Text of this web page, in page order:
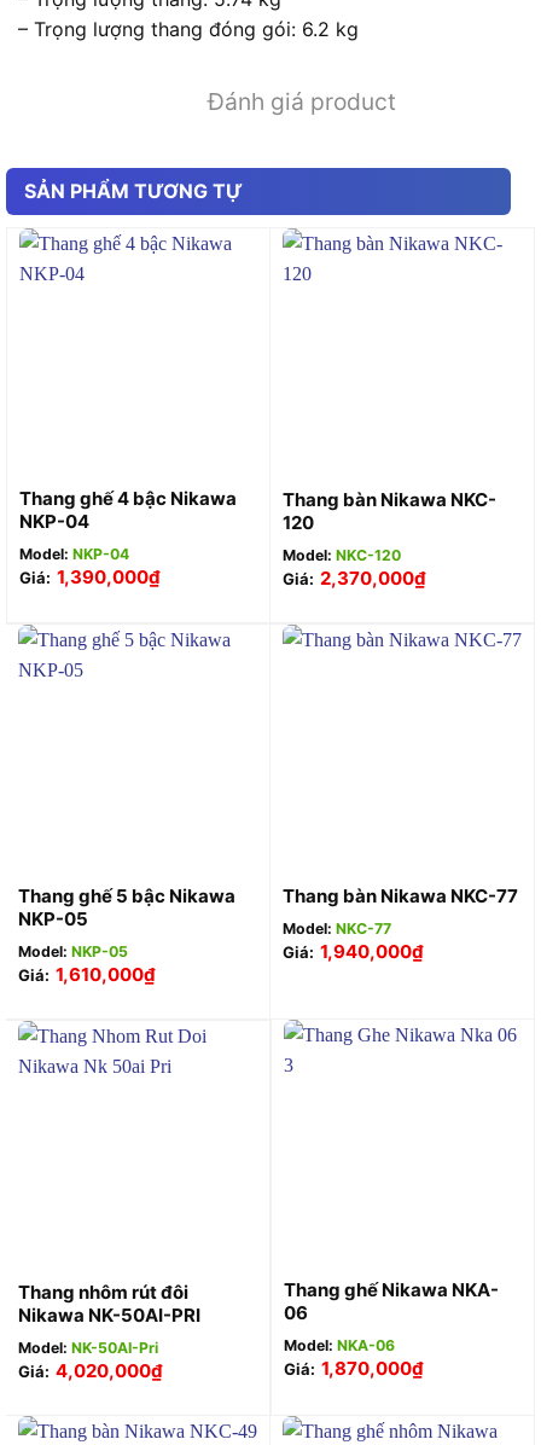
– Trọng lượng thang đóng gói: 6.2 kg
Đánh giá product
SẢN PHẨM TƯƠNG TỰ
Thang ghế 4 bậc Nikawa
NKP-04
Model: NKP-04
Giá: 1,390,000₫
Thang bàn Nikawa NKC-
120
Model: NKC-120
Giá: 2,370,000₫
Thang ghế 5 bậc Nikawa
NKP-05
Model: NKP-05
Giá: 1,610,000₫
Thang bàn Nikawa NKC-77
Model: NKC-77
Giá: 1,940,000₫
Thang nhôm rút đôi
Nikawa NK-50AI-PRI
Model: NK-50AI-Pri
Giá: 4,020,000₫
Thang ghế Nikawa NKA-
06
Model: NKA-06
Giá: 1,870,000₫